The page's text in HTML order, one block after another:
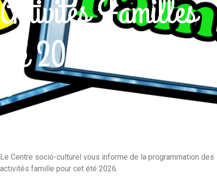
Activités Familles
été 2026
Le Centre socio-culturel vous informe de la programmation des
activités famille pour cet été 2026.